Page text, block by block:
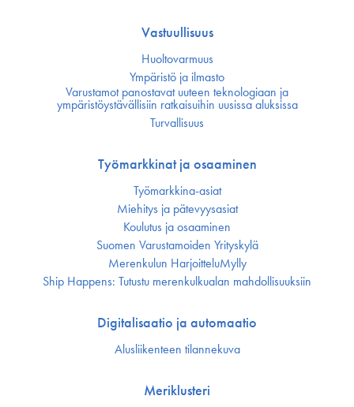
Vastuullisuus
Huoltovarmuus
Ympäristö ja ilmasto
Varustamot panostavat uuteen teknologiaan ja
ympäristöystävällisiin ratkaisuihin uusissa aluksissa
Turvallisuus
Työmarkkinat ja osaaminen
Työmarkkina-asiat
Miehitys ja pätevyys­asiat
Koulutus ja osaaminen
Suomen Varustamoiden Yrityskylä
Merenkulun HarjoitteluMylly
Ship Happens: Tutustu merenkulkualan mahdollisuuksiin
Digitalisaatio ja automaatio
Alusliikenteen tilannekuva
Meriklusteri